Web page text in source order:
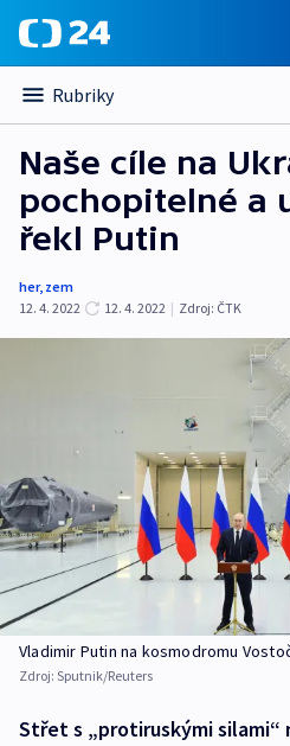
Rubriky
Naše cíle na
pochopitelné a
řekl Putin
her, zem
12. 4. 2022
12. 4. 2022 | Zdroj: ČTK
Vladimir Putin na kosmodromu
Zdroj: Sputnik/Reuters
Střet s „protiruskými silami“